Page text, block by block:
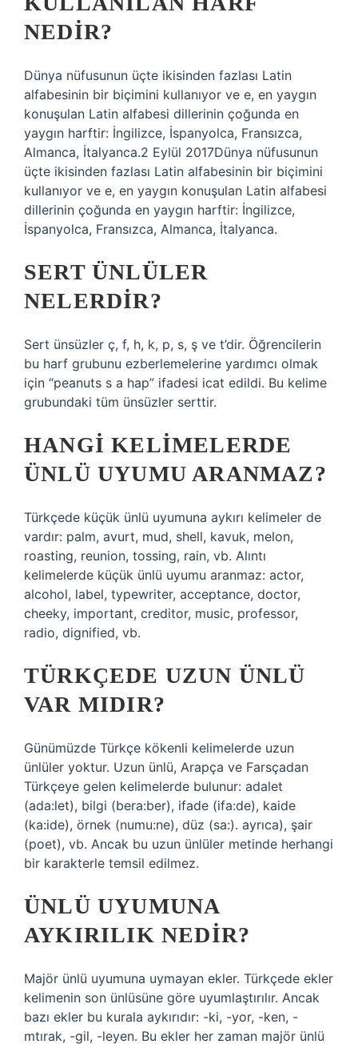
NEDIR?
Dünya nüfusunun üçte ikisinden fazlası Latin
alfabesinin bir biçimini kullanıyor ve e, en yaygın
konuşulan Latin alfabesi dillerinin çoğunda en
yaygın harftir: İngilizce, İspanyolca, Fransızca,
Almanca, İtalyanca.2 Eylül 2017Dünya nüfusunun
üçte ikisinden fazlası Latin alfabesinin bir biçimini
kullanıyor ve e, en yaygın konuşulan Latin alfabesi
dillerinin çoğunda en yaygın harftir: İngilizce,
İspanyolca, Fransızca, Almanca, İtalyanca.
SERT ÜNLÜLER
NELERDIR?
Sert ünsüzler ç, ​​​​f, h, k, p, s, ş ve t’dir. Öğrencilerin
bu harf grubunu ezberlemelerine yardımcı olmak
için “peanuts s a hap” ifadesi icat edildi. Bu kelime
grubundaki tüm ünsüzler serttir.
HANGI KELIMELERDE
ÜNLÜ UYUMU ARANMAZ?
Türkçede küçük ünlü uyumuna aykırı kelimeler de
vardır: palm, avurt, mud, shell, kavuk, melon,
roasting, reunion, tossing, rain, vb. Alıntı
kelimelerde küçük ünlü uyumu aranmaz: actor,
alcohol, label, typewriter, acceptance, doctor,
cheeky, important, creditor, music, professor,
radio, dignified, vb.
TÜRKÇEDE UZUN ÜNLÜ
VAR MIDIR?
Günümüzde Türkçe kökenli kelimelerde uzun
ünlüler yoktur. Uzun ünlü, Arapça ve Farsçadan
Türkçeye gelen kelimelerde bulunur: adalet
(ada:let), bilgi (bera:ber), ifade (ifa:de), kaide
(ka:ide), örnek (numu:ne), düz (sa:). ayrıca), şair
(poet), vb. Ancak bu uzun ünlüler metinde herhangi
bir karakterle temsil edilmez.
ÜNLÜ UYUMUNA
AYKIRILIK NEDIR?
Majör ünlü uyumuna uymayan ekler. Türkçede ekler
kelimenin son ünlüsüne göre uyumlaştırılır. Ancak
bazı ekler bu kurala aykırıdır: -ki, -yor, -ken, -
mtırak, -gil, -leyen. Bu ekler her zaman majör ünlü